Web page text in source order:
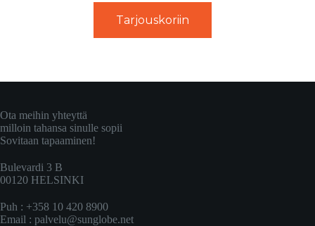
Tarjouskoriin
Ota meihin yhteyttä
milloin tahansa sinulle sopii
Sovitaan tapaaminen!
Bulevardi 3 B
00120 HELSINKI
Puh : +358 10 420 8900
Email : palvelu@sunglobe.net